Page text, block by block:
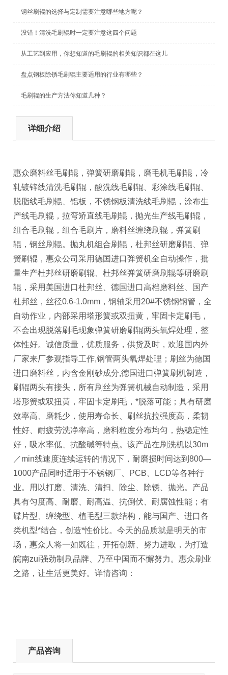
钢丝刷辊的选择与定制需要注意哪些地方呢？
没错！清洗毛刷辊时一定要注意这四个问题
从工艺到应用，你想知道的毛刷辊的相关知识都在这儿
盘点钢板除锈毛刷辊主要适用的行业有哪些？
毛刷辊的生产方法你知道几种？
详细介绍
惠众磨料丝毛刷辊，弹簧研磨刷辊，磨毛机毛刷辊，冷
轧镀锌线清洗毛刷辊，酸洗线毛刷辊、彩涂线毛刷辊、
脱脂线毛刷辊、铝板，不锈钢板清洗线毛刷辊，涂布生
产线毛刷辊，拉弯矫直线毛刷辊，抛光生产线毛刷辊，
组合毛刷辊，组合毛刷片，磨料丝缠绕刷辊，弹簧刷
辊，钢丝刷辊。抛丸机组合刷辊，杜邦丝研磨刷辊、弹
簧刷辊，惠众公司采用德国进口弹簧机全自动操作，批
量生产杜邦丝研磨刷辊、杜邦丝弹簧研磨刷辊等研磨刷
辊，采用美国进口杜邦丝、德国进口高档磨料丝、国产
杜邦丝，丝径0.6-1.0mm，钢轴采用20#不锈钢钢管，全
自动作业，内部采用塔形簧或双扭黄，牢固卡定刷毛，
不会出现脱落刷毛现象弹簧研磨刷辊两头氧焊处理，整
体性好。诚信质量，优质服务，供货及时，欢迎国内外
厂家来厂参观指导工作,钢管两头氧焊处理；刷丝为德国
进口磨料丝，内含金刚砂成分,德国进口弹簧刷机制造，
刷辊两头有接头，所有刷丝为弹簧机械自动制造，采用
塔形簧或双扭黄，牢固卡定刷毛，*脱落可能；具有研磨
效率高、磨耗少，使用寿命长、刷丝抗拉强度高，柔韧
性好、耐疲劳洗净率高，磨料粒度分布均匀，热稳定性
好，吸水率低、抗酸碱等特点。该产品在刷洗机以30m
／min线速度连续运转的情况下，耐磨损时间达到800—
1000产品同时适用于不锈钢厂、PCB、LCD等各种行
业。用以打磨、清洗、清扫、除尘、除锈、抛光。产品
具有匀度高、耐磨、耐高温、抗倒伏、耐腐蚀性能；有
碟片型、缠绕型、植毛型三款结构，能与国产、进口各
类机型*结合，创造*性价比。今天的品质就是明天的市
场，惠众人将一如既往，开拓创新、努力进取，为打造
皖南zui强劲制刷品牌、乃至中国而不懈努力。惠众刷业
之路，让生活更美好。详情咨询：
产品咨询